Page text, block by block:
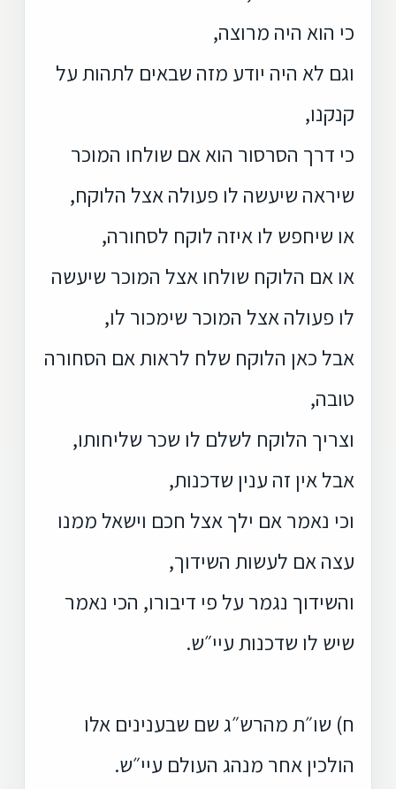
כי הוא היה מרוצה,
וגם לא היה יודע מזה שבאים לתהות על
קנקנו,
כי דרך הסרסור הוא אם שולחו המוכר
שיראה שיעשה לו פעולה אצל הלוקח,
או שיחפש לו איזה לוקח לסחורה,
או אם הלוקח שולחו אצל המוכר שיעשה
לו פעולה אצל המוכר שימכור לו,
אבל כאן הלוקח שלח לראות אם הסחורה
טובה,
וצריך הלוקח לשלם לו שכר שליחותו,
אבל אין זה ענין שדכנות,
וכי נאמר אם ילך אצל חכם וישאל ממנו
עצה אם לעשות השידוך,
והשידוך נגמר על פי דיבורו, הכי נאמר
שיש לו שדכנות עיי״ש.
ח) שו״ת מהרש״ג שם שבענינים אלו
הולכין אחר מנהג העולם עיי״ש.